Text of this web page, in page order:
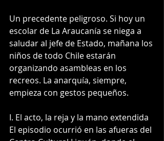
Un precedente peligroso. Si hoy un
escolar de La Araucanía se niega a
saludar al jefe de Estado, mañana los
niños de todo Chile estarán
organizando asambleas en los
recreos. La anarquía, siempre,
empieza con gestos pequeños.
I. El acto, la reja y la mano extendida
El episodio ocurrió en las afueras del